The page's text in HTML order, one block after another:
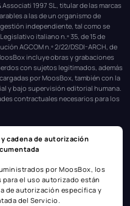
1997 SL, titular de las marcas
a las de un organismo de
independiente, tal como se
italiano n.º 35, de 15 de
AGCOM n.º 2/22/DSDI-ARCH, de
incluye obras y grabaciones
con sujetos legitimados, además
por MoosBox, también con la
y bajo supervisión editorial humana.
contractuales necesarios para los
cadena de autorización
por MoosBox, los
el uso autorizado están
de autorización específica y
del Servicio.